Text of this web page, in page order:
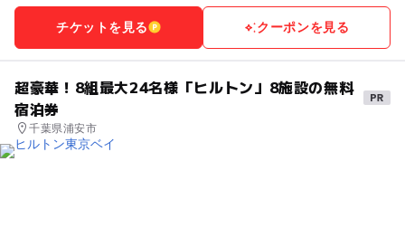
チケットを見る クーポンを見る
超豪華！8組最大24名様「ヒルトン」8施設の無料
宿泊券
千葉県浦安市